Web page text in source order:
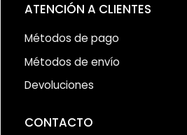
ATENCIÓN A CLIENTES
Métodos de pago
Métodos de envío
Devoluciones
CONTACTO